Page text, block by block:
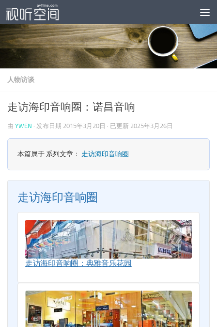
跳至内容
人物访谈
走访海印音响圈：诺昌音响
由 YWEN · 发布日期 2015年3月20日 · 已更新 2025年3月26日
本篇属于 系列文章： 走访海印音响圈
走访海印音响圈
走访海印音响圈：典雅音乐花园